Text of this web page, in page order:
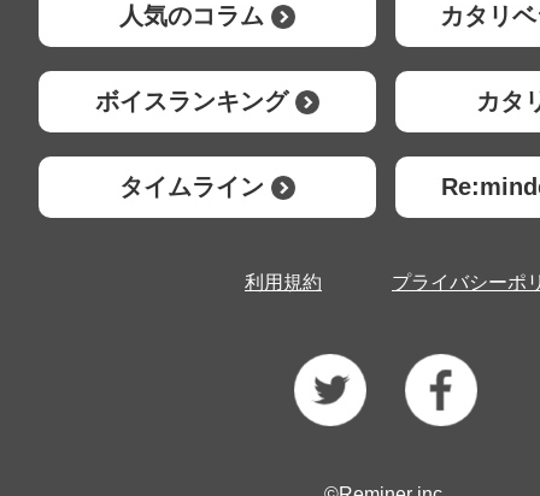
人気のコラム カタリ
ボイスランキング カタ
タイムライン
利用規約 プライバシーポ